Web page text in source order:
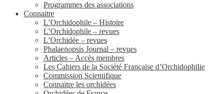
Programmes des associations
Connaitre
L’Orchidophile – Histoire
L’Orchidophile – revues
L’Orchidée – revues
Phalaenopsis Journal – revues
Articles – Accès membres
Les Cahiers de la Société Française d’Orchidophilie
Commission Scientifique
Connaitre les orchidées